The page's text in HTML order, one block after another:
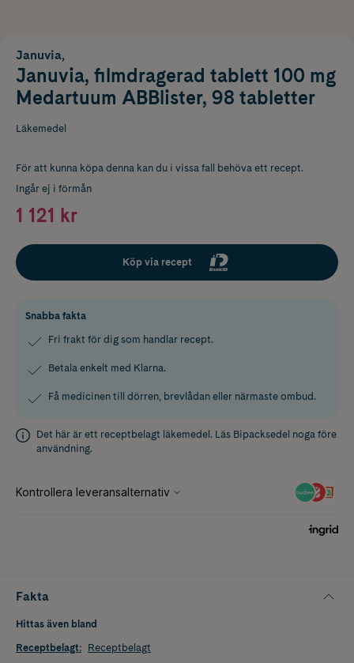
Januvia,
Januvia, filmdragerad tablett 100 mg
Medartuum ABBlister, 98 tabletter
Läkemedel
För att kunna köpa denna kan du i vissa fall behöva ett recept.
Ingår ej i förmån
1 121 kr
Köp via recept
Snabba fakta
Fri frakt för dig som handlar recept.
Betala enkelt med Klarna.
Få medicinen till dörren, brevlådan eller närmaste ombud.
Det här är ett receptbelagt läkemedel. Läs Bipacksedel noga före
användning.
Fakta
Hittas även bland
Receptbelagt: Receptbelagt